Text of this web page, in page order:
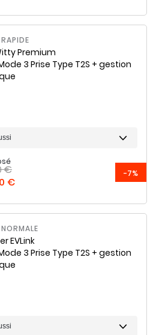
Premium
3 Prise Type T2S + gestion
€
€
-7%
EVLink
3 Prise Type T2S + gestion